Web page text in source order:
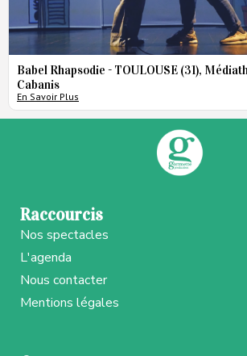
Babel Rhapsodie - TOULOUSE (31),
Cabanis
En Savoir Plus
Raccourcis
Nos spectacles
L'agenda
Nous contacter
Mentions légales